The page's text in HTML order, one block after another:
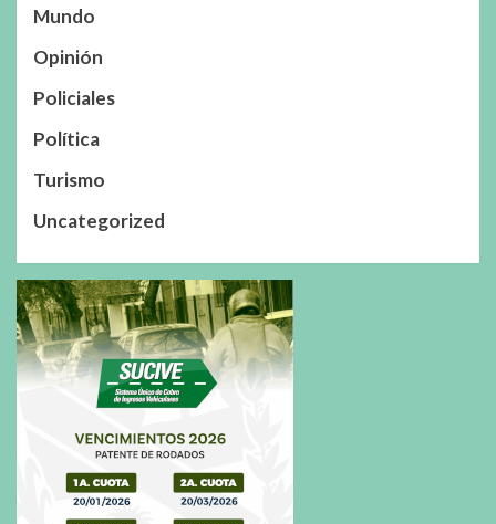
Mundo
Opinión
Policiales
Política
Turismo
Uncategorized